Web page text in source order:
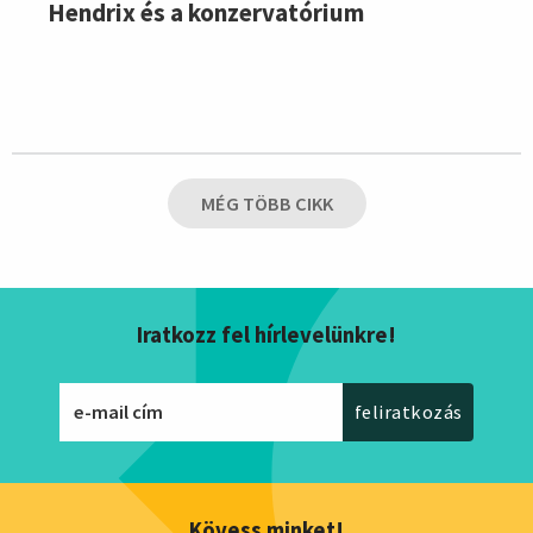
Hendrix és a konzervatórium
MÉG TÖBB CIKK
Iratkozz fel hírlevelünkre!